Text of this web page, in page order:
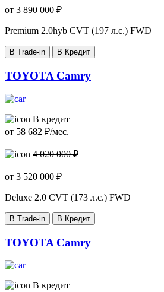
от 3 890 000 ₽
Premium 2.0hyb CVT (197 л.с.) FWD
В Trade-in В Кредит
TOYOTA Camry
В кредит
от 58 682 ₽/мес.
4 020 000 ₽
от 3 520 000 ₽
Deluxe 2.0 CVT (173 л.с.) FWD
В Trade-in В Кредит
TOYOTA Camry
В кредит